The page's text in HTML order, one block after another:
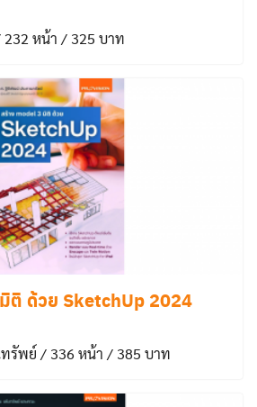
หน้า / 325 บาท
ติ ด้วย SketchUp 2024
รัพย์ / 336 หน้า / 385 บาท